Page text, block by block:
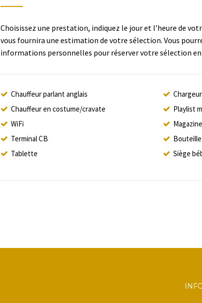
Choisissez une prestation, indiquez le jour et l’heure de
vous fournira une estimation de votre sélection. Vous
informations personnelles pour réserver votre sélection
Chauffeur parlant anglais
Chauffeur en costume/cravate
WiFi
Terminal CB
Tablette
Playlist
Bouteille
Siège